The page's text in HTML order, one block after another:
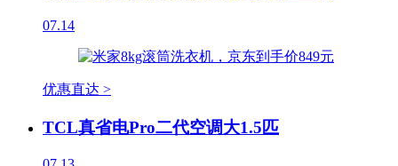
07.14
优惠直达 >
TCL真省电Pro二代空调大1.5匹